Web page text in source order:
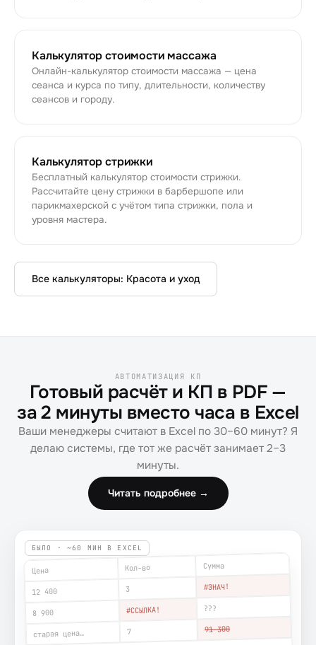
Калькулятор стоимости массажа
Онлайн-калькулятор стоимости массажа — цена
сеанса и курса по типу, длительности, количеству
сеансов и городу.
Калькулятор стрижки
Бесплатный калькулятор стоимости стрижки.
Рассчитайте цену стрижки в барбершопе или
парикмахерской с учётом типа стрижки, пола и
уровня мастера.
Все калькуляторы: Красота и уход
АВТОМАТИЗАЦИЯ КП
Готовый расчёт и КП в PDF —
за 2 минуты вместо часа в Excel
Ваши менеджеры считают в Excel по 30–60 минут? Я
делаю системы, где тот же расчёт занимает 2–3
минуты.
Читать подробнее →
БЫЛО · ~60 МИН В EXCEL
Цена Кол-во Сумма
12 400 3 #ЗНАЧ!
8 900 #ССЫЛКА! ???
старая цена… 7 91 300